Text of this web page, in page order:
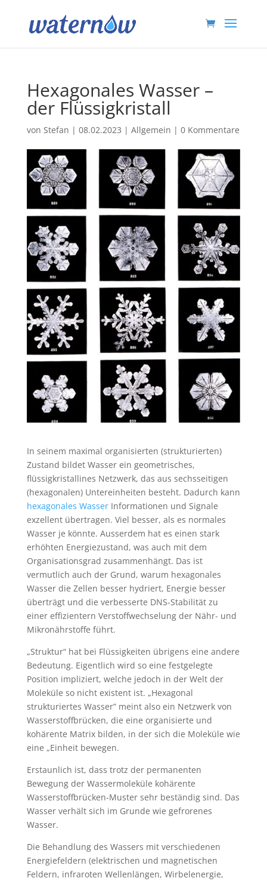
Hexagonales Wasser –
der Flüssigkristall
von Stefan | 08.02.2023 | Allgemein | 0 Kommentare
In seinem maximal organisierten (strukturierten)
Zustand bildet Wasser ein geometrisches,
flüssigkristallines Netzwerk, das aus sechsseitigen
(hexagonalen) Untereinheiten besteht. Dadurch kann
hexagonales WasserInformationen und Signale
exzellent übertragen. Viel besser, als es normales
Wasser je könnte. Ausserdem hat es einen stark
erhöhten Energiezustand, was auch mit dem
Organisationsgrad zusammenhängt. Das ist
vermutlich auch der Grund, warum hexagonales
Wasser die Zellen besser hydriert, Energie besser
überträgt und die verbesserte DNS-Stabilität zu
einer effizientern Verstoffwechselung der Nähr- und
Mikronährstoffe führt.
„Struktur“ hat bei Flüssigkeiten übrigens eine andere
Bedeutung. Eigentlich wird so eine festgelegte
Position impliziert, welche jedoch in der Welt der
Moleküle so nicht existent ist. „Hexagonal
strukturiertes Wasser” meint also ein Netzwerk von
Wasserstoffbrücken, die eine organisierte und
kohärente Matrix bilden, in der sich die Moleküle wie
eine „Einheit bewegen.
Erstaunlich ist, dass trotz der permanenten
Bewegung der Wassermoleküle kohärente
Wasserstoffbrücken-Muster sehr beständig sind. Das
Wasser verhält sich im Grunde wie gefrorenes
Wasser.
Die Behandlung des Wassers mit verschiedenen
Energiefeldern (elektrischen und magnetischen
Feldern, infraroten Wellenlängen, Wirbelenergie,